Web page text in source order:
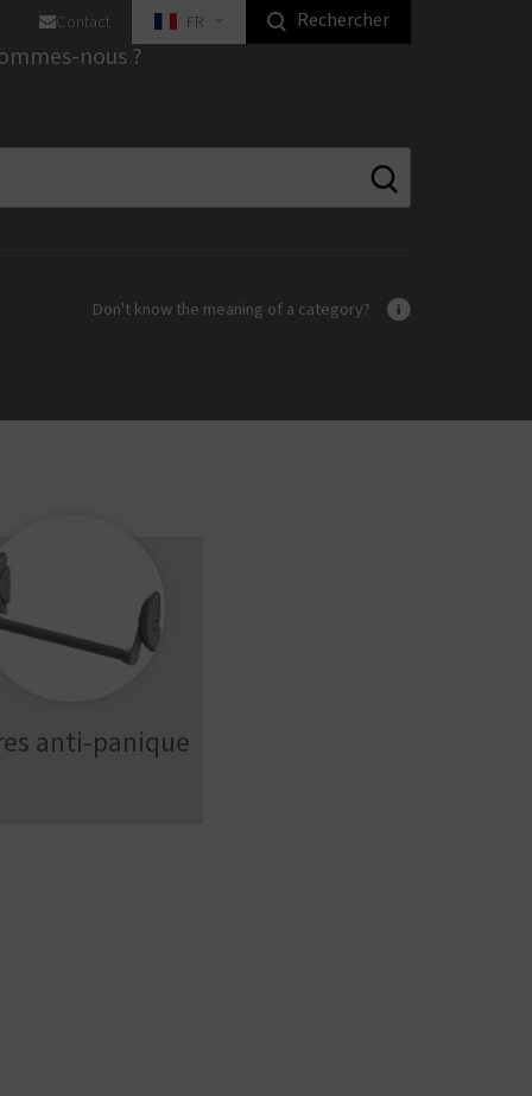
d'interverrouillage
anti-basculement
de charriots
nous ?
Contact FR Rechercher
Don't know the meaning of a category?
anti-panique